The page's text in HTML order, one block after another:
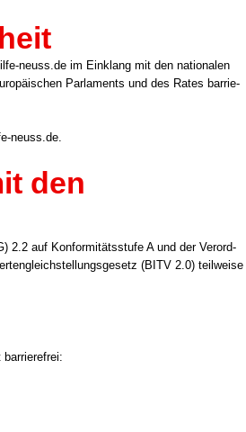
neuss.de im Ein­klang mit den natio­na­len
Par­la­ments und des Rates bar­rie­
neuss.de.
den
2.2 auf Kon­for­mi­täts­stu­fe A und der Ver­ord­
(BITV 2.0) teil­wei­se